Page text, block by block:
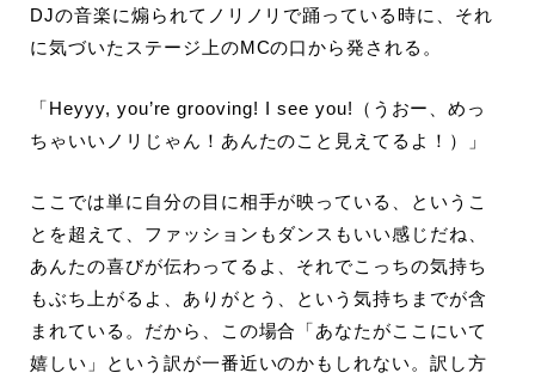
DJの音楽に煽られてノリノリで踊っている時に、それ
に気づいたステージ上のMCの口から発される。
「Heyyy, you’re grooving! I see you!（うおー、めっ
ちゃいいノリじゃん！あんたのこと見えてるよ！）」
ここでは単に自分の目に相手が映っている、というこ
とを超えて、ファッションもダンスもいい感じだね、
あんたの喜びが伝わってるよ、それでこっちの気持ち
もぶち上がるよ、ありがとう、という気持ちまでが含
まれている。だから、この場合「あなたがここにいて
嬉しい」という訳が一番近いのかもしれない。訳し方